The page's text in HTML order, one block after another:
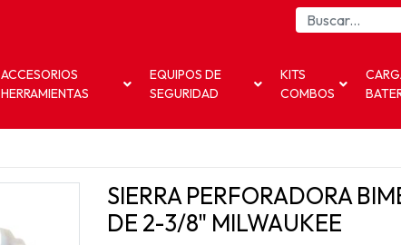
ACCESORIOS
HERRAMIENTAS
EQUIPOS DE
SEGURIDAD
KITS
COMBOS
SIERRA PERFORADORA
DE 2-3/8" MILWAUKEE